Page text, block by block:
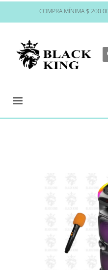
COMPRA MÍNIMA $